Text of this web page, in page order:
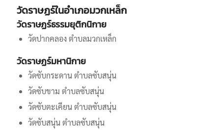
วัดราษฏร์ในอำเภอมวกเหล็ก
วัดราษฏร์ธรรมยุติกนิกาย
วัดปากคลอง ตำบลมวกเหล็ก
วัดราษฏร์มหานิกาย
วัดซับกระดาน ตำบลซับสนุ่น
วัดซับขาม ตำบลซับสนุ่น
วัดซับตะเคียน ตำบลซับสนุ่น
วัดซับสนุ่น ตำบลซับสนุ่น